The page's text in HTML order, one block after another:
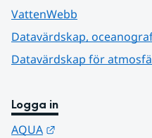
VattenWebb
Datavärdskap,
Datavärdskap för
Logga in
AQUA